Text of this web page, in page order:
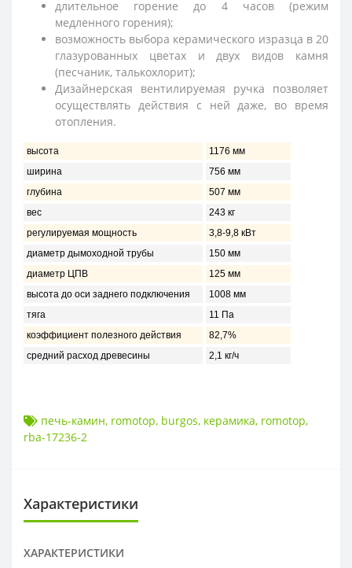
длительное горение до 4 часов (режим
медленного горения);
возможность выбора керамического изразца в 20
глазурованных цветах и двух видов камня
(песчаник, талькохлорит);
Дизайнерская вентилируемая ручка позволяет
осуществлять действия с ней даже, во время
отопления.
высота
1176 мм
ширина
756 мм
глубина
507 мм
вес
243 кг
регулируемая мощность
3,8-9,8 кВт
диаметр дымоходной трубы
150 мм
диаметр ЦПВ
125 мм
высота до оси заднего подключения
1008 мм
тяга
11 Па
коэффициент полезного действия
82,7%
средний расход древесины
2,1 кг/ч
печь-камин, romotop, burgos, керамика, romotop,
rba-17236-2
Характеристики
ХАРАКТЕРИСТИКИ